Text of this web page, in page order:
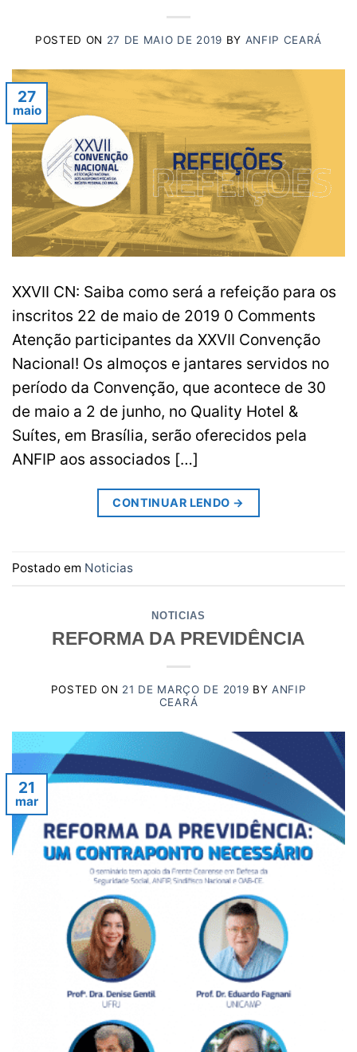
POSTED ON 27 DE MAIO DE 2019 BY ANFIP CEARÁ
27
maio
XXVII CN: Saiba como será a refeição para os
inscritos 22 de maio de 2019 0 Comments
Atenção participantes da XXVII Convenção
Nacional! Os almoços e jantares servidos no
período da Convenção, que acontece de 30
de maio a 2 de junho, no Quality Hotel &
Suítes, em Brasília, serão oferecidos pela
ANFIP aos associados […]
CONTINUAR LENDO →
Postado em Noticias
NOTICIAS
REFORMA DA PREVIDÊNCIA
POSTED ON 21 DE MARÇO DE 2019 BY ANFIP
CEARÁ
21
mar